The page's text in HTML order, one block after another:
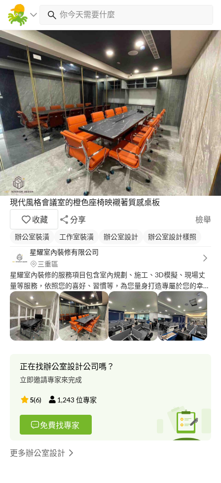
現代風格會議室的橙色座椅映襯著質感桌板
收藏
分享 檢舉
辦公室裝潢 工作室裝潢 辦公室設計
辦公室設計樣照
星耀室內裝修有限公司
三重區
星耀室內裝修的服務項目包含室內規劃、施工、3D模擬、現場丈
量等服務，依照您的喜好、習慣等，為您量身打造專屬於您的幸
福、溫暖之空間。 兩位設計人員均有十年業界經驗，均為本科系
出身並領有室內裝修證照，亦有專業配合之施工工班，品質優良，
服務良好，絕對讓您滿意。
正在找辦公室設計公司嗎？
立即邀請專家來完成
5(6) 1,243 位專家
免費找專家
更多辦公室設計